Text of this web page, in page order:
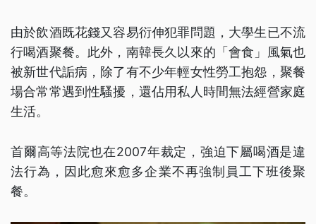
由於飲酒既花錢又容易衍伸犯罪問題，大學生已不流
行喝酒聚餐。此外，南韓長久以來的「會食」風氣也
被新世代詬病，除了有不少年輕女性勞工抱怨，聚餐
場合常常遇到性騷擾，還佔用私人時間無法經營家庭
生活。
首爾高等法院也在2007年裁定，強迫下屬喝酒是違
法行為，因此愈來愈多企業不再強制員工下班後聚
餐。